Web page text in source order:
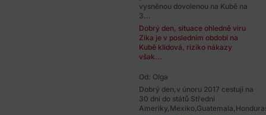
vysněnou dovolenou na Kubě na
3...
Dobrý den, situace ohledně viru
Zika je v posledním období na
Kubě klidová, riziko nákazy
však...
Od: Olga
Dobrý den,v únoru 2017 cestuji na
30 dni do států Střední